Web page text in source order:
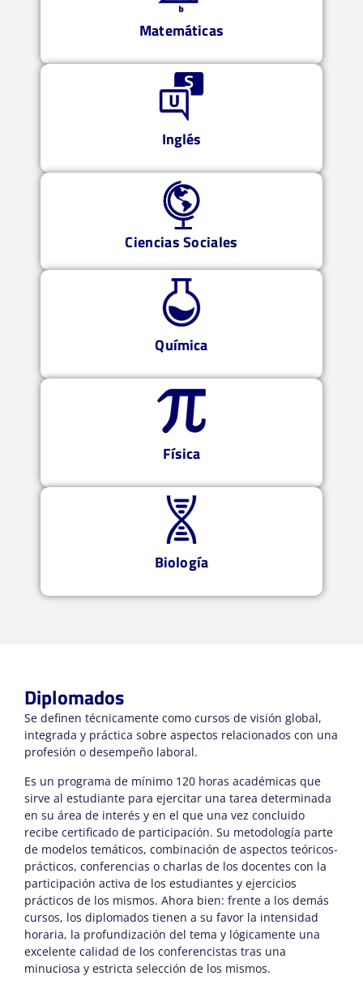
Matemáticas
Inglés
Ciencias Sociales
Química
Física
Biología
Diplomados
Se definen técnicamente como cursos de visión global,
integrada y práctica sobre aspectos relacionados con una
profesión o desempeño laboral.
Es un programa de mínimo 120 horas académicas que
sirve al estudiante para ejercitar una tarea determinada
en su área de interés y en el que una vez concluido
recibe certificado de participación. Su metodología parte
de modelos temáticos, combinación de aspectos teóricos-
prácticos, conferencias o charlas de los docentes con la
participación activa de los estudiantes y ejercicios
prácticos de los mismos. Ahora bien: frente a los demás
cursos, los diplomados tienen a su favor la intensidad
horaria, la profundización del tema y lógicamente una
excelente calidad de los conferencistas tras una
minuciosa y estricta selección de los mismos.